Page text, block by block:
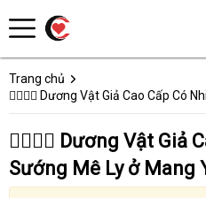
Trang chủ
👩‍❤️‍💋‍👨 Dương Vật Giả Cao Cấp Có
👩‍❤️‍💋‍👨 Dương Vật Giả
Sướng Mê Ly ở Mang